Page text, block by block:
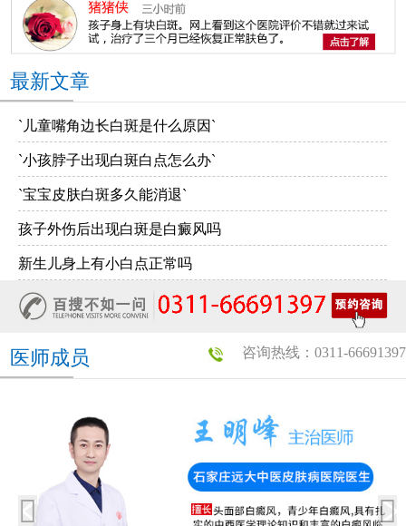
最新文章
`儿童嘴角边长白斑是什么原因`
`小孩脖子出现白斑白点怎么办`
`宝宝皮肤白斑多久能消退`
孩子外伤后出现白斑是白癜风吗
新生儿身上有小白点正常吗
咨询热线：0311-66691397
医师成员